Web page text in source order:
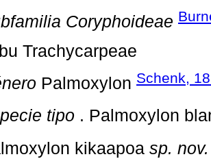
Coryphoideae
Trachycarpeae
Palmoxylon Schenk,
tipo . Palmoxylon
kikaapoa sp.